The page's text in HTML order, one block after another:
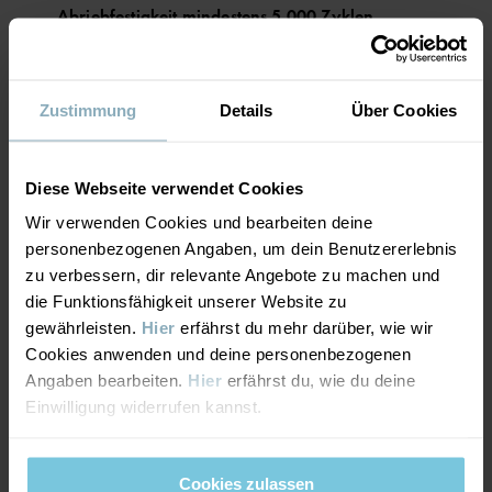
Zustimmung Details Über Cookies
Diese Webseite verwendet Cookies
Wir verwenden Cookies und bearbeiten deine
personenbezogenen Angaben, um dein Benutzererlebnis
zu verbessern, dir relevante Angebote zu machen und
die Funktionsfähigkeit unserer Website zu
gewährleisten. Hier erfährst du mehr darüber, wie wir
Cookies anwenden und deine personenbezogenen
Angaben bearbeiten. Hier erfährst du, wie du deine
Einwilligung widerrufen kannst.
Cookies zulassen
• Wasserdruck-Resistenz von mindestens 12.000 mm
• Vollständig versiegelte Nähte machen das Kleidungsstück
wasserdicht
• Wasserabweisend dank PFAS-freier Imprägnierung mit BIONIC-
FINISH® ECO
• 3M-Reflektoren mit 360-Grad-Sichtbarkeit
• Hochwertige YKK-Reißverschlüsse
Artikelnummer:60603230
Herstellungsland: China
Fabrik:Hangzhou Hualan Garments Co Ltd
Weiterlesen
Abriebfestigkeit mindestens 5.000 Zyklen
Sehr gute Strapazierfähigkeit. Das Kleidungsstück hält
starker Abnutzung stand und eignet sich für intensive
Atmungsaktivität mindestens 7.000 g/m²/24h
Optimale Atmungsaktivität. Das Kleidungsstück eignet sich
für sehr aktive Spiele.
Winddichte Membran